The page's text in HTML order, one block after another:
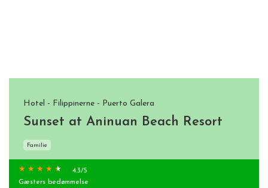
Hotel - Filippinerne - Puerto Galera
Sunset at Aninuan Beach Resort
Familie
4.3/5
Gæsters bedømmelse